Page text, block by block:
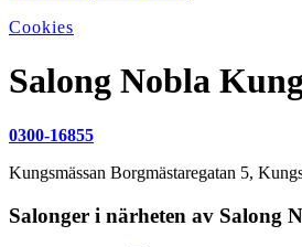
Cookies
Salong Nobla
0300-16855
Kungsmässan Borgmästaregatan 5,
Salonger i närheten av Salong